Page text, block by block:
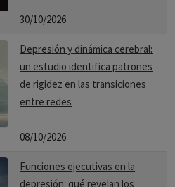
30/10/2026
Depresión y dinámica cerebral:
un estudio identifica patrones
de rigidez en las transiciones
entre redes
08/10/2026
Funciones ejecutivas en la
depresión: qué revelan los